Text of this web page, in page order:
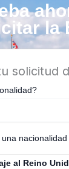
la
solicitud
nacionalidad
al Reino